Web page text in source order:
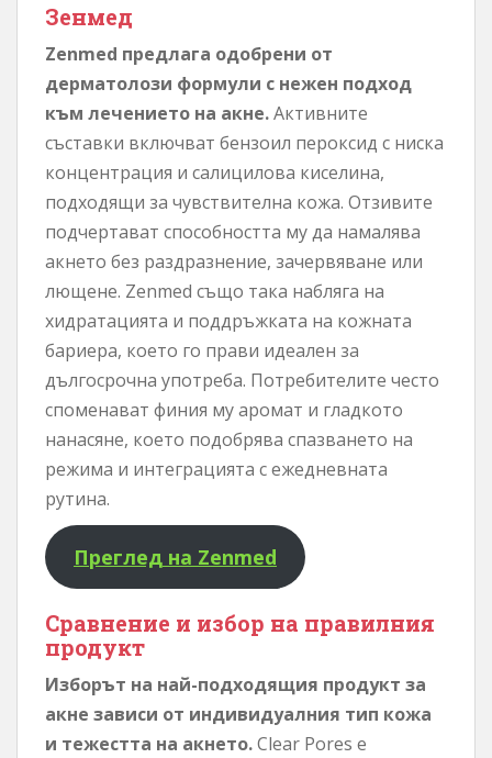
Зенмед
Zenmed предлага одобрени от
дерматолози формули с нежен подход
към лечението на акне.Активните
съставки включват бензоил пероксид с ниска
концентрация и салицилова киселина,
подходящи за чувствителна кожа. Отзивите
подчертават способността му да намалява
акнето без раздразнение, зачервяване или
лющене. Zenmed също така набляга на
хидратацията и поддръжката на кожната
бариера, което го прави идеален за
дългосрочна употреба. Потребителите често
споменават финия му аромат и гладкото
нанасяне, което подобрява спазването на
режима и интеграцията с ежедневната
рутина.
Преглед на Zenmed
Сравнение и избор на правилния
продукт
Изборът на най-подходящия продукт за
акне зависи от индивидуалния тип кожа
и тежестта на акнето.Clear Pores е